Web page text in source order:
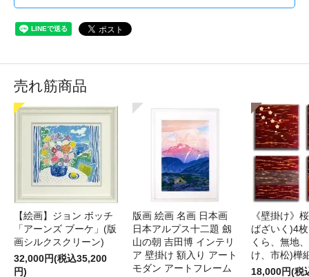
売れ筋商品
【絵画】ジョン ボッチ
「アーンズ ブーケ」(版
画シルクスクリーン)
32,000円(税込35,200
円)
版画 絵画 名画 日本画
日本アルプス十二題 劔
山の朝 吉田博 インテリ
ア 壁掛け 額入り アート
モダン アートフレーム
《壁掛け》
ばざいく)4
くら、無地
け、市松)樺
18,000円(税